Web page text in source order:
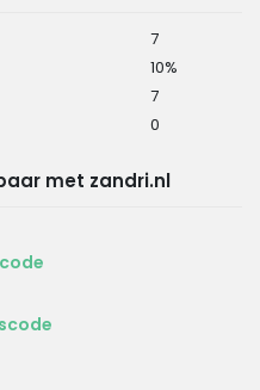
7
10%
7
0
met zandri.nl